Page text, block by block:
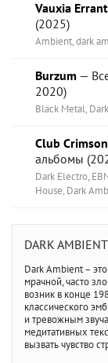
Vauxia
(2025)
Ambient, dark
Burzum —
2020)
Black Metal,
Club
альбомы
Dark Electro,
House, Dark
DARK
Dark Ambient –
мрачной, часто
возник в конце
классического
и тревожным
медитативных
вызвать чувство